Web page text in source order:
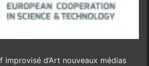
improvisé d’Art nouveaux médias